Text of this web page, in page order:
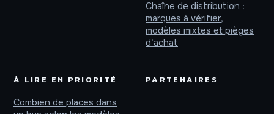
Chaîne de distribution :
marques à vérifier,
modèles mixtes et pièges
d’achat
À LIRE EN PRIORITÉ
Combien de places dans
PARTENAIRES